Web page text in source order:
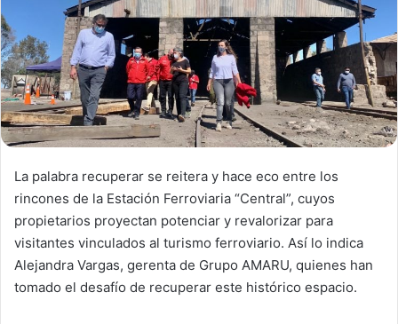
m
a
i
La palabra recuperar se reitera y hace eco entre los
rincones de la Estación Ferroviaria “Central”, cuyos
propietarios proyectan potenciar y revalorizar para
visitantes vinculados al turismo ferroviario. Así lo indica
Alejandra Vargas, gerenta de Grupo AMARU, quienes han
tomado el desafío de recuperar este histórico espacio.